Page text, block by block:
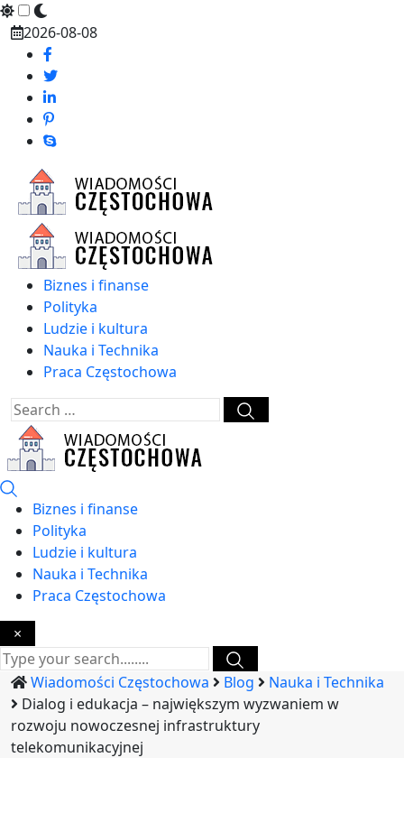
Skip
content
2026-08-08
Biznes i finanse
Polityka
Ludzie i kultura
Nauka i Technika
Praca Częstochowa
Biznes i finanse
Polityka
Ludzie i kultura
Nauka i Technika
Praca Częstochowa
×
Wiadomości Częstochowa Blog
Nauka i Technika
Dialog i edukacja – największym wyzwaniem w
rozwoju nowoczesnej infrastruktury
telekomunikacyjnej